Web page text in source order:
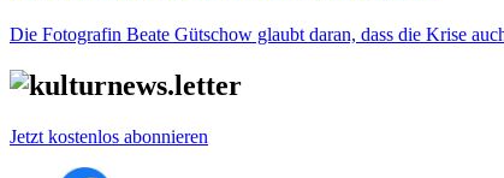
Die Fotografin Beate Gütschow glaubt daran, dass die Krise
Jetzt kostenlos abonnieren